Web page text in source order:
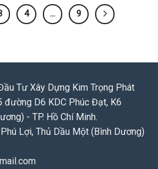
4 … 9
Tư Xây Dựng Kim Trọng Phát
đường D6 KDC Phúc Đạt, K6
- TP. Hồ Chí Minh.
Lợi, Thủ Dầu Một (Bình Dương)